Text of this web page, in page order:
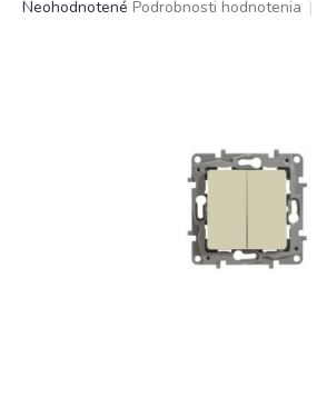
Priemerné
Neohodnotené Podrobnosti hodnotenia